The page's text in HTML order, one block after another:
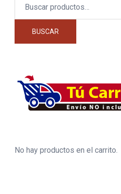
BUSCAR
No hay productos en el carrito.